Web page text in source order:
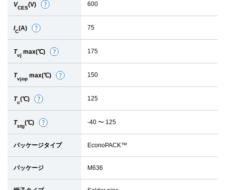
VCES(V)
詳
細
600
IC(A)
詳
細
75
Tvj max(℃)
詳
細
175
Tvjop max(℃) 詳
細
150
Tc(℃)
詳
細
125
Tstg(℃)
詳
細
-40 〜 125
パッケージタイプ EconoPACK™
パッケージ M636